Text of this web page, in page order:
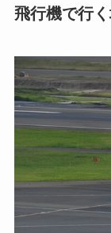
飛行機で行